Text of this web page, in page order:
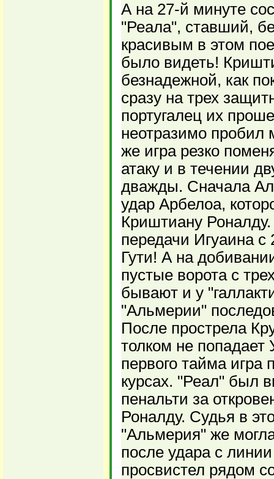
А на 27-й минуте
"Реала", ставший,
красивым в этом
было видеть!
безнадежной, как
сразу на трех
португалец их
неотразимо пробил
же игра резко
атаку и в течении
дважды. Сначала
удар Арбелоа,
Криштиану
передачи Игуаина с
Гути! А на
пустые ворота с
бывают и у
"Альмерии"
После прострела
толком не
первого тайма игра
курсах. "Реал" был
пенальти за
Роналду. Судья в
"Альмерия" же
после удара с
просвистел рядом